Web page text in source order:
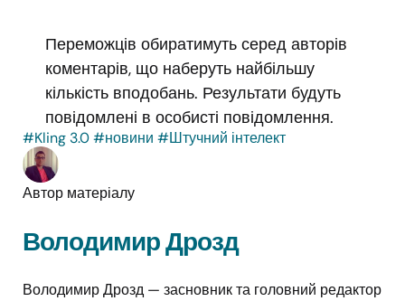
Переможців обиратимуть серед авторів
коментарів, що наберуть найбільшу
кількість вподобань. Результати будуть
повідомлені в особисті повідомлення.
#Kling 3.0#новини #Штучний інтелект
Автор матеріалу
Володимир Дрозд
Володимир Дрозд — засновник та головний редактор